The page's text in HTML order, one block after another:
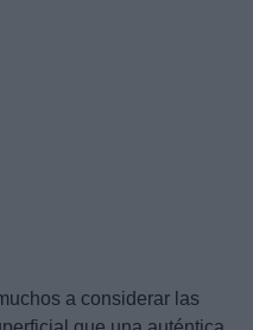
a considerar las